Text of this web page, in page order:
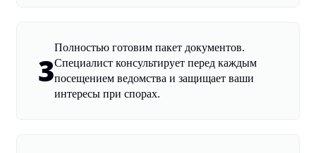
3
Полностью готовим пакет документов.
Специалист консультирует перед каждым
посещением ведомства и защищает ваши
интересы при спорах.